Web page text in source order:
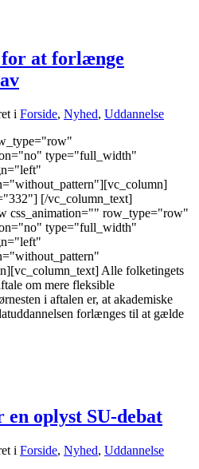
at forlænge
i Forside, Nyhed, Uddannelse
type="full_width"
[/vc_column_text]
css_animation="" row_type="row"
type="full_width"
Alle folketingets
om mere fleksible
i aftalen er, at akademiske
forlænges til at gælde
oplyst SU-debat
i Forside, Nyhed, Uddannelse